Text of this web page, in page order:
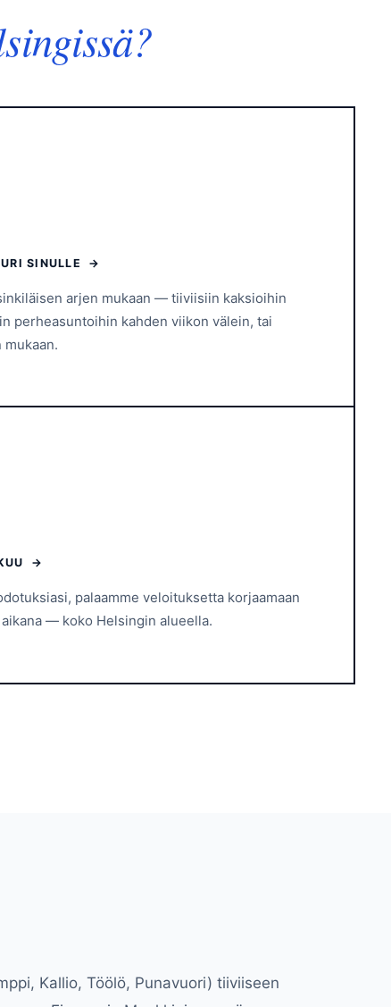
SINULLE →
arjen mukaan — tiiviisiin kaksioihin
perheasuntoihin kahden viikon välein, tai
→
palaamme veloituksetta korjaamaan
— koko Helsingin alueella.
Kallio, Töölö, Punavuori) tiiviiseen